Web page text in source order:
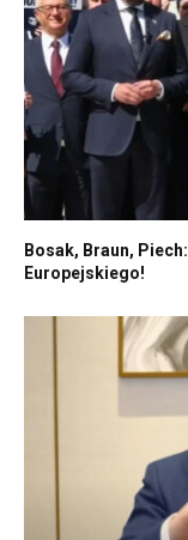
Bosak, Braun,
Europejskiego!